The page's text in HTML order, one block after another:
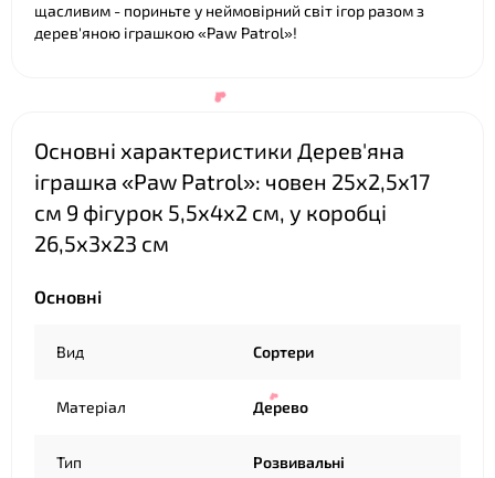
щасливим - пориньте у неймовірний світ ігор разом з
дерев'яною іграшкою «Paw Patrol»!
Основні характеристики Дерев'яна
іграшка «Paw Patrol»: човен 25х2,5х17
см 9 фігурок 5,5х4х2 см, у коробці
26,5х3х23 см
Основні
Вид Сортери
Матеріал Дерево
Тип Розвивальні